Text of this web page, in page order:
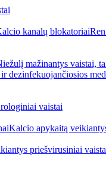
kanalų blokatoriai
mažinantys vaistai,
dezinfekuojančiosios
vaistai
Kalcio apykaitą
priešvirusiniai